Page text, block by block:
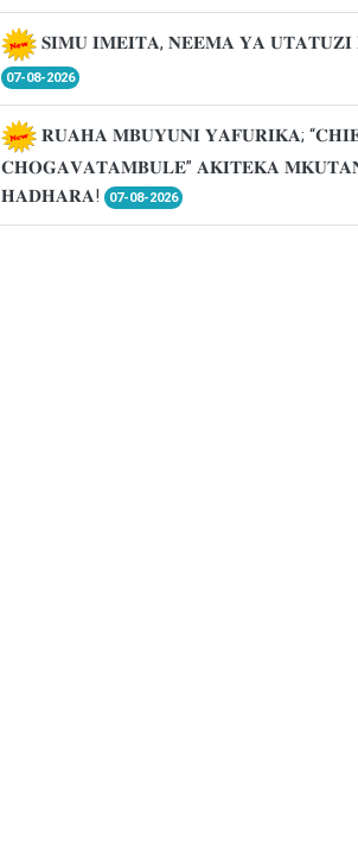
𝐒𝐈𝐌𝐔 𝐈𝐌𝐄𝐈𝐓𝐀, 𝐍𝐄𝐄𝐌𝐀 𝐘𝐀 𝐔𝐓𝐀𝐓𝐔𝐙𝐈
07-08-2026
𝐑𝐔𝐀𝐇𝐀 𝐌𝐁𝐔𝐘𝐔𝐍𝐈 𝐘𝐀𝐅𝐔𝐑𝐈𝐊𝐀;
𝐂𝐇𝐎𝐆𝐀𝐕𝐀𝐓𝐀𝐌𝐁𝐔𝐋𝐄” 𝐀𝐊𝐈𝐓𝐄𝐊𝐀
𝐇𝐀𝐃𝐇𝐀𝐑𝐀!
07-08-2026